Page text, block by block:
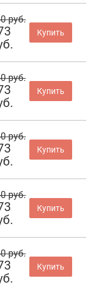
руб.
Купить
руб.
Купить
руб.
Купить
руб.
Купить
руб.
Купить